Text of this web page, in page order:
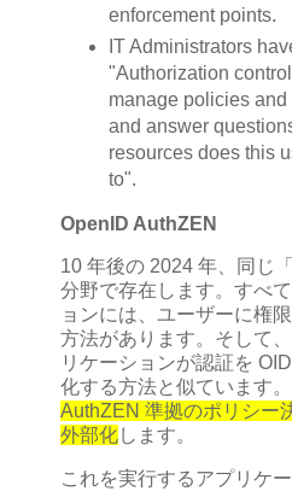
enforcement points.
IT Administrators
"Authorization
manage policies and
and answer
resources does this
to".
OpenID AuthZEN
10 年後の 2024 年、同じ
分野で存在します。すべ
ョンには、ユーザーに権
方法があります。そして
リケーションが認証を
化する方法と似ています。
AuthZEN 準拠のポリシー
外部化します。
これを実行するアプリケ